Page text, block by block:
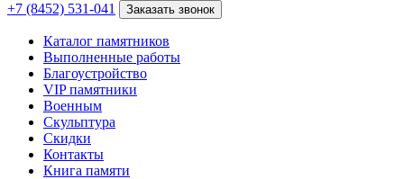
+7 (8452) 531-041
Заказать звонок
Каталог памятников
Выполненные работы
Благоустройство
VIP памятники
Военным
Скульптура
Скидки
Контакты
Книга памяти